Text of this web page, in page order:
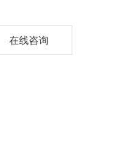
在线咨询